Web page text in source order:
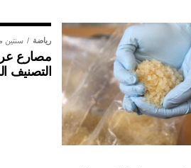
رياضة
مصارع
التصنيف